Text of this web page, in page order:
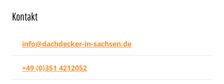
Kontakt
info@dachdecker-in-sachsen.de
+49 (0)351 4212052